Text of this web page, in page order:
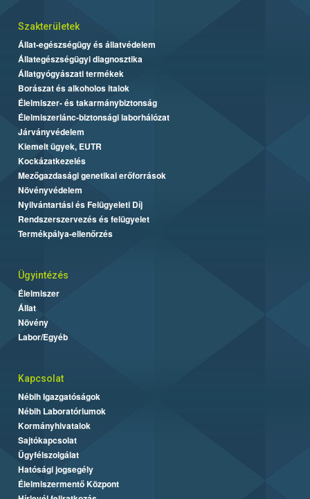
Szakterületek
Állat-egészségügy és állatvédelem
Állategészségügyi diagnosztika
Állatgyógyászati termékek
Borászat és alkoholos italok
Élelmiszer- és takarmánybiztonság
Élelmiszerlánc-biztonsági laborhálózat
Járványvédelem
Kiemelt ügyek, EUTR
Kockázatkezelés
Mezőgazdasági genetikai erőforrások
Növényvédelem
Nyilvántartási és Felügyeleti Díj
Rendszerszervezés és felügyelet
Termékpálya-ellenőrzés
Ügyintézés
Élelmiszer
Állat
Növény
Labor/Egyéb
Kapcsolat
Nébih Igazgatóságok
Nébih Laboratóriumok
Kormányhivatalok
Sajtókapcsolat
Ügyfélszolgálat
Hatósági jogsegély
Élelmiszermentő Központ